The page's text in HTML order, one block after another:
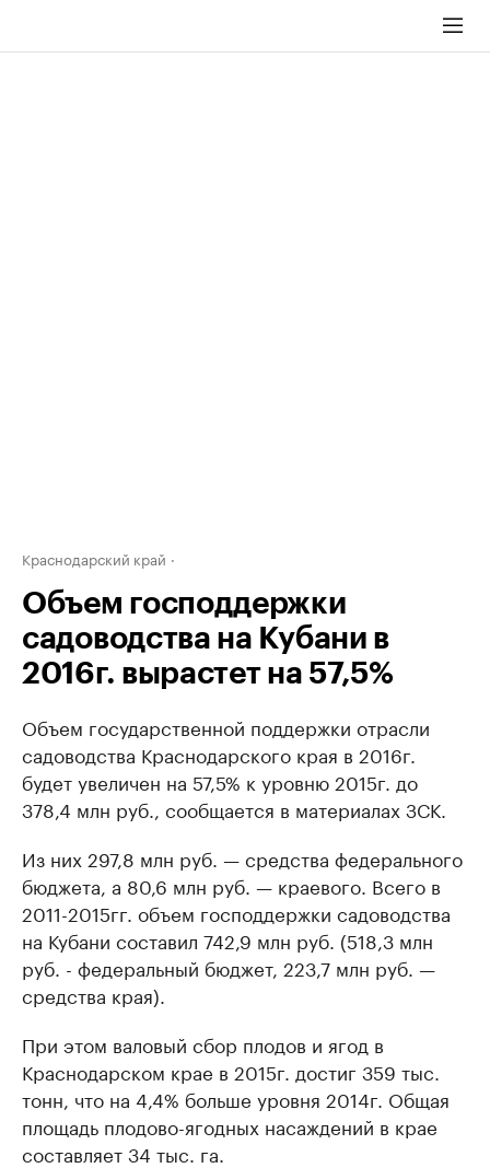
Краснодарский край
Объем господдержки
садоводства на Кубани в
2016г. вырастет на 57,5%
Объем государственной поддержки отрасли
садоводства Краснодарского края в 2016г.
будет увеличен на 57,5% к уровню 2015г. до
378,4 млн руб., сообщается в материалах ЗСК.
Из них 297,8 млн руб. — средства федерального
бюджета, а 80,6 млн руб. — краевого. Всего в
2011-2015гг. объем господдержки садоводства
на Кубани составил 742,9 млн руб. (518,3 млн
руб. - федеральный бюджет, 223,7 млн руб. —
средства края).
При этом валовый сбор плодов и ягод в
Краснодарском крае в 2015г. достиг 359 тыс.
тонн, что на 4,4% больше уровня 2014г. Общая
площадь плодово-ягодных насаждений в крае
составляет 34 тыс. га.